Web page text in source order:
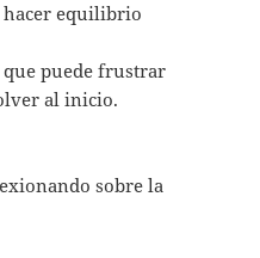
hacer equilibrio
que puede frustrar
al inicio.
sobre la